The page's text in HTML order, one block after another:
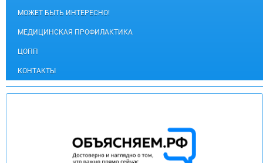
МОЖЕТ БЫТЬ ИНТЕРЕСНО!
МЕДИЦИНСКАЯ ПРОФИЛАКТИКА
ЦОПП
КОНТАКТЫ